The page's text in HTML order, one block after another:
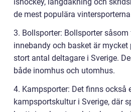
ishockey, längdåkning och
de mest populära
3. Bollsporter: Bollsporter
innebandy och basket är
stort antal deltagare i Sverige.
både inomhus och utomhus.
4. Kampsporter: Det finns också
kampsportskultur i Sverige, där